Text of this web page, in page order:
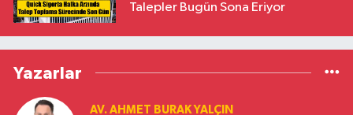
Talepler Bugün Sona Eriyor
Yazarlar
AV. AHMET BURAK YALÇIN